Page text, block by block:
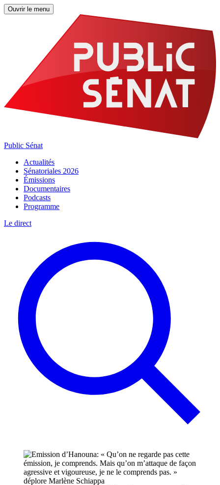
Ouvrir le menu
Public Sénat
Actualités
Sénatoriales 2026
Émissions
Documentaires
Podcasts
Programme
Le direct